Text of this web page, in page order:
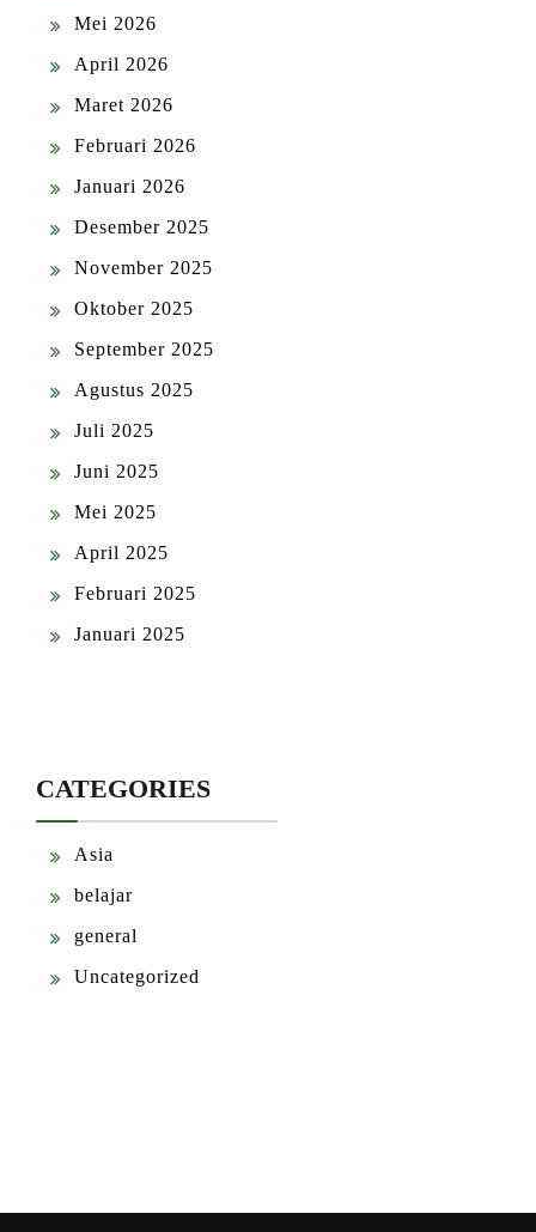
Mei 2026
April 2026
Maret 2026
Februari 2026
Januari 2026
Desember 2025
November 2025
Oktober 2025
September 2025
Agustus 2025
Juli 2025
Juni 2025
Mei 2025
April 2025
Februari 2025
Januari 2025
CATEGORIES
Asia
belajar
general
Uncategorized